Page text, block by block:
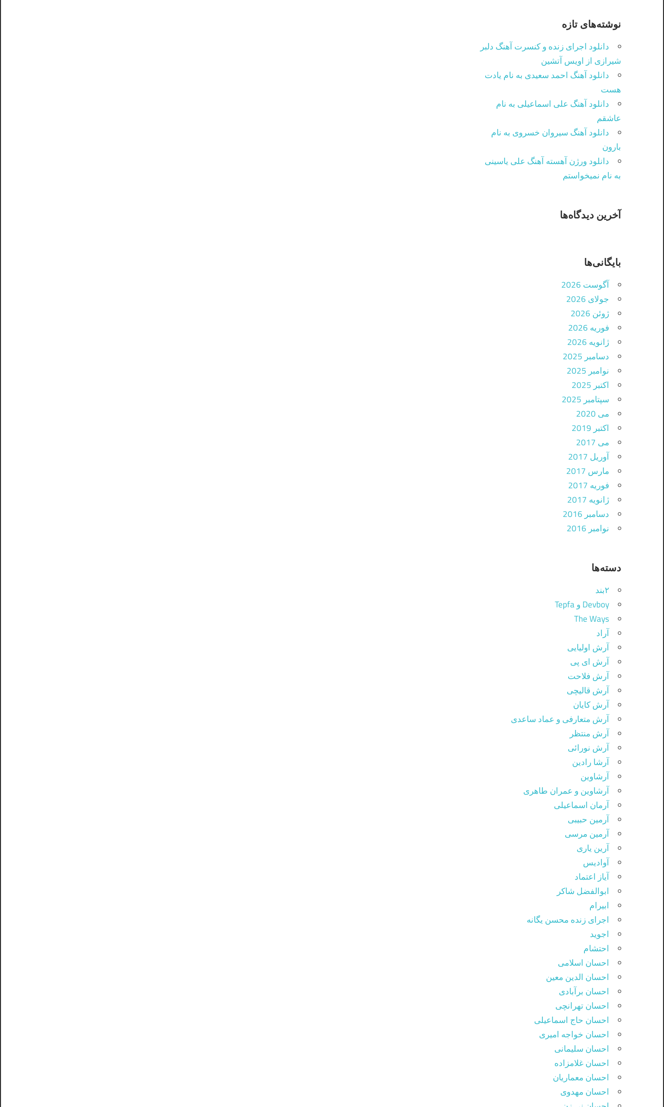
نوشته‌های تازه
دانلود اجرای زنده و کنسرت آهنگ دلبر
شیرازی از اویس آتشین
دانلود آهنگ احمد سعیدی به نام یادت
هست
دانلود آهنگ علی اسماعیلی به نام
عاشقم
دانلود آهنگ سیروان خسروی به نام
بارون
دانلود ورژن آهسته آهنگ علی یاسینی
به نام نمیخواستم
آخرین دیدگاه‌ها
بایگانی‌ها
آگوست 2026
جولای 2026
ژوئن 2026
فوریه 2026
ژانویه 2026
دسامبر 2025
نوامبر 2025
اکتبر 2025
سپتامبر 2025
می 2020
اکتبر 2019
می 2017
آوریل 2017
مارس 2017
فوریه 2017
ژانویه 2017
دسامبر 2016
نوامبر 2016
دسته‌ها
۲بند
Devboy و Tepfa
The Ways
آراد
آرش اولیایی
آرش ای پی
آرش فلاحت
آرش قالیچی
آرش کایان
آرش متعارفی و عماد ساعدی
آرش منتظر
آرش نورائی
آرشا رادین
آرشاوین
آرشاوین و عمران طاهری
آرمان اسماعیلی
آرمین حبیبی
آرمین مرسی
آرین یاری
آوادیس
آیاز اعتماد
ابوالفضل شاکر
ابیرام
اجرای زنده محسن یگانه
اجوید
احتشام
احسان اسلامی
احسان الدین معین
احسان برآبادی
احسان تهرانچی
احسان حاج اسماعیلی
احسان خواجه امیری
احسان سلیمانی
احسان غلامزاده
احسان معماریان
احسان مهدوی